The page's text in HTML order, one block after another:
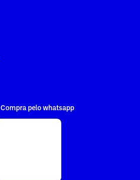
Compra pelo whatsapp